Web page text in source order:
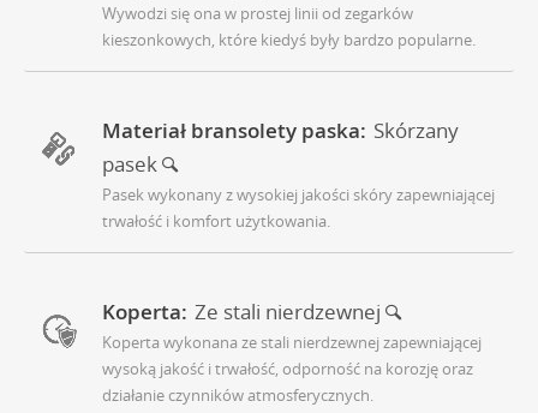
Wywodzi się ona w prostej linii od zegarków
kieszonkowych, które kiedyś były bardzo popularne.
Materiał bransolety paska: Skórzany
pasek
Pasek wykonany z wysokiej jakości skóry zapewniającej
trwałość i komfort użytkowania.
Koperta: Ze stali nierdzewnej
Koperta wykonana ze stali nierdzewnej zapewniającej
wysoką jakość i trwałość, odporność na korozję oraz
działanie czynników atmosferycznych.